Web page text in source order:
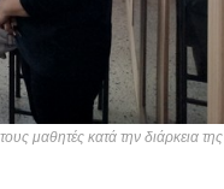
μαθητές κατά την διάρκεια της